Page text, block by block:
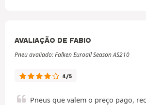
AVALIAÇÃO DE FABIO
Pneu avaliado: Falken Euroall Season AS210
4/5
Pneus que valem o preço pago,